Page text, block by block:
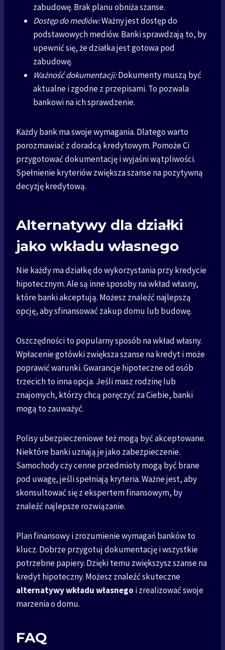
zabudowę. Brak planu obniża szanse.
Dostęp do mediów:Ważny jest dostęp do
podstawowych mediów. Banki sprawdzają to, by
upewnić się, że działka jest gotowa pod
zabudowę.
Ważność dokumentacji:Dokumenty muszą być
aktualne i zgodne z przepisami. To pozwala
bankowi na ich sprawdzenie.
Każdy bank ma swoje wymagania. Dlatego warto
porozmawiać z doradcą kredytowym. Pomoże Ci
przygotować dokumentację i wyjaśni wątpliwości.
Spełnienie kryteriów zwiększa szanse na pozytywną
decyzję kredytową.
Alternatywy dla działki
jako wkładu własnego
Nie każdy ma działkę do wykorzystania przy kredycie
hipotecznym. Ale są inne sposoby na wkład własny,
które banki akceptują. Możesz znaleźć najlepszą
opcję, aby sfinansować zakup domu lub budowę.
Oszczędności to popularny sposób na wkład własny.
Wpłacenie gotówki zwiększa szanse na kredyt i może
poprawić warunki. Gwarancje hipoteczne od osób
trzecich to inna opcja. Jeśli masz rodzinę lub
znajomych, którzy chcą poręczyć za Ciebie, banki
mogą to zauważyć.
Polisy ubezpieczeniowe też mogą być akceptowane.
Niektóre banki uznają je jako zabezpieczenie.
Samochody czy cenne przedmioty mogą być brane
pod uwagę, jeśli spełniają kryteria. Ważne jest, aby
skonsultować się z ekspertem finansowym, by
znaleźć najlepsze rozwiązanie.
Plan finansowy i zrozumienie wymagań banków to
klucz. Dobrze przygotuj dokumentację i wszystkie
potrzebne papiery. Dzięki temu zwiększysz szanse na
kredyt hipoteczny. Możesz znaleźć skuteczne
alternatywy wkładu własnego i zrealizować swoje
marzenia o domu.
FAQ